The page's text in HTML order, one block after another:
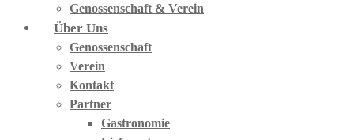
Genossenschaft & Verein
Über Uns
Genossenschaft
Verein
Kontakt
Partner
Gastronomie